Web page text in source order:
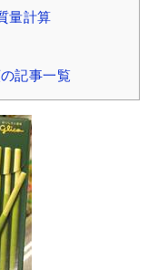
量計算
記事一覧